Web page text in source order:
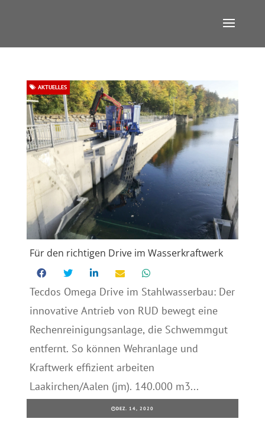
Für den richtigen Drive im Wasserkraftwerk
AKTUELLES
Tecdos Omega Drive im Stahlwasserbau: Der
innovative Antrieb von RUD bewegt eine
Rechenreinigungsanlage, die Schwemmgut
entfernt. So können Wehranlage und
Kraftwerk effizient arbeiten
Laakirchen/Aalen (jm). 140.000 m3...
DEZ. 14, 2020